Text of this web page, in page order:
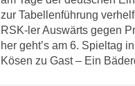
zur Tabellenführung
RSK-ler Auswärts gegen
her geht’s am 6. Spieltag
Kösen zu Gast – Ein